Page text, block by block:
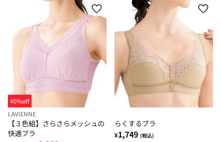
40%off
LAVIENNE
【３色組】さらさらメッシュの
快適ブラ
らくするブラ
¥1,749 (税込)